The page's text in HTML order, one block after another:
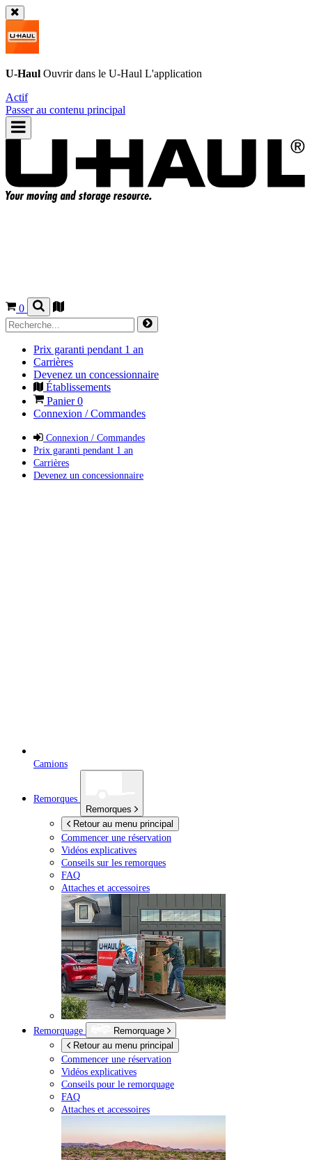
U-Haul Ouvrir dans le U-Haul L'application
Actif
Passer au contenu principal
0
Prix garanti pendant 1 an
Carrières
Devenez un concessionnaire
Établissements
Panier0
Connexion / Commandes
Connexion / Commandes
Prix garanti pendant 1 an
Carrières
Devenez un concessionnaire
Camions
Remorques
Remorques
Retour au menu principal
Commencer une réservation
Vidéos explicatives
Conseils sur les remorques
FAQ
Attaches et accessoires
Remorquage
Remorquage
Retour au menu principal
Commencer une réservation
Vidéos explicatives
Conseils pour le remorquage
FAQ
Attaches et accessoires